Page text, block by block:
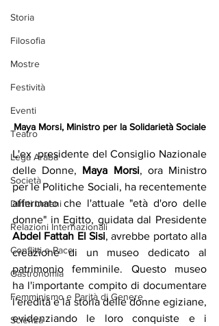
Storia
Filosofia
Mostre
Festività
Eventi
Teatro
Lega Araba
Società
Diritti Umani
Relazioni Internazionali
Conflitti e Pace
Gastronomia
Femminismo e Parità di Genere
Scienza
Maya Morsi, Ministro per la Solidarietà Sociale
L'ex  presidente del Consiglio Nazionale
delle Donne, Maya Morsi, ora Ministro
per le Politiche Sociali, ha recentemente
affermato che l'attuale "età d'oro delle
Abdel Fattah El Sisi, avrebbe portato alla
creazione di un museo dedicato al
patrimonio femminile. Questo museo
ha l'importante compito di documentare
l'eredità e la storia delle donne egiziane,
evidenziando le loro conquiste e i